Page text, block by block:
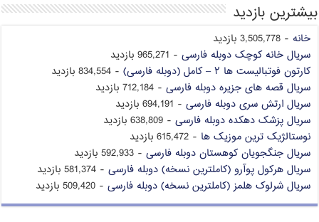
بیشترین بازدید
خانه - 3,505,778 بازدید
سریال خانه کوچک دوبله فارسی - 965,271 بازدید
کارتون فوتبالیست ها ۲ – کامل (دوبله فارسی)
- 834,554 بازدید
سریال قصه های جزیره دوبله فارسی - 712,184 بازدید
سریال ارتش سری دوبله فارسی - 694,191 بازدید
سریال پزشک دهکده دوبله فارسی - 638,809 بازدید
نوستالژیک ترین موزیک ها - 615,472 بازدید
سریال جنگجویان کوهستان دوبله فارسی - 592,933 بازدید
سریال هرکول پوآرو (کاملترین نسخه) دوبله فارسی - 581,374 بازدید
سریال شرلوک هلمز (کاملترین نسخه) دوبله فارسی - 509,420 بازدید